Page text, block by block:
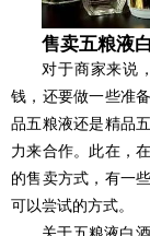
售卖五粮液
对于商家来说
钱，还要做一些准
品五粮液还是精品
力来合作。此在，
的售卖方式，有一
可以尝试的方式。